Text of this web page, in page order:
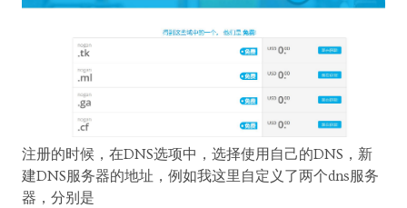
注册的时候，在DNS选项中，选择使用自己的DNS，新
建DNS服务器的地址，例如我这里自定义了两个dns服务
器，分别是